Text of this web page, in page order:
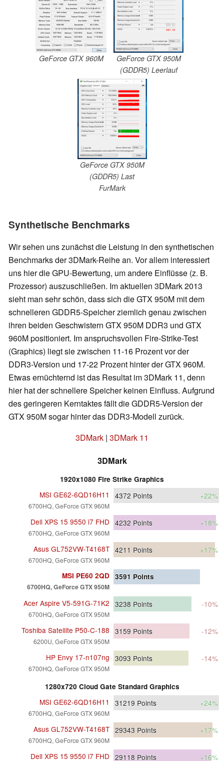
GeForce GTX 960M
GeForce GTX 950M
(GDDR5) Leerlauf
GeForce GTX 950M
(GDDR5) Last
FurMark
Synthetische Benchmarks
Wir sehen uns zunächst die Leistung in den synthetischen
Benchmarks der 3DMark-Reihe an. Vor allem interessiert
uns hier die GPU-Bewertung, um andere Einflüsse (z. B.
Prozessor) auszuschließen. Im aktuellen 3DMark 2013
sieht man sehr schön, dass sich die GTX 950M mit dem
schnelleren GDDR5-Speicher ziemlich genau zwischen
ihren beiden Geschwistern GTX 950M DDR3 und GTX
960M positioniert. Im anspruchsvollen Fire-Strike-Test
(Graphics) liegt sie zwischen 11-16 Prozent vor der
DDR3-Version und 17-22 Prozent hinter der GTX 960M.
Etwas ernüchternd ist das Resultat im 3DMark 11, denn
hier hat der schnellere Speicher keinen Einfluss. Aufgrund
des geringeren Kerntaktes fällt die GDDR5-Version der
GTX 950M sogar hinter das DDR3-Modell zurück.
3DMark | 3DMark 11
3DMark
1920x1080 Fire Strike Graphics
MSI GE62-6QD16H11
6700HQ, GeForce GTX 960M
4372 Points +22%
Dell XPS 15 9550 i7 FHD
6700HQ, GeForce GTX 960M
4232 Points +18%
Asus GL752VW-T4168T
6700HQ, GeForce GTX 960M
4211 Points +17%
MSI PE60 2QD
6700HQ, GeForce GTX 950M
3591 Points
Acer Aspire V5-591G-71K2
6700HQ, GeForce GTX 950M
3238 Points -10%
Toshiba Satellite P50-C-188
6200U, GeForce GTX 950M
3159 Points -12%
HP Envy 17-n107ng
6700HQ, GeForce GTX 950M
3093 Points -14%
1280x720 Cloud Gate Standard Graphics
MSI GE62-6QD16H11
6700HQ, GeForce GTX 960M
31219 Points +24%
Asus GL752VW-T4168T
6700HQ, GeForce GTX 960M
29343 Points +17%
Dell XPS 15 9550 i7 FHD 29118 Points +16%